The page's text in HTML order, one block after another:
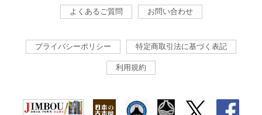
よくあるご質問 お問い合わせ
プライバシーポリシー 特定商取引法に基づく表記
利用規約